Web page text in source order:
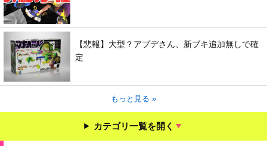
【悲報】大型？アプデさん、新ブキ追加無しで確
定
もっと見る »
カテゴリ一覧を開く